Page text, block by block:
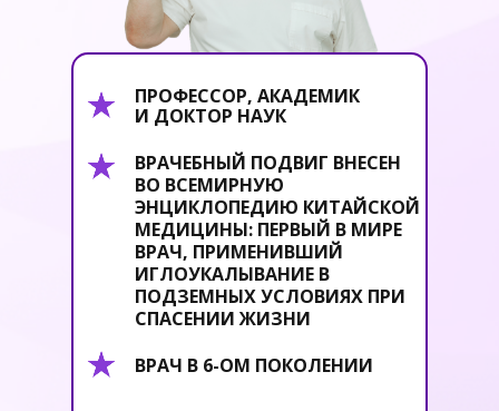
ПРОФЕССОР, АКАДЕМИК
И ДОКТОР НАУК
ВРАЧЕБНЫЙ ПОДВИГ ВНЕСЕН
ВО ВСЕМИРНУЮ
ЭНЦИКЛОПЕДИЮ КИТАЙСКОЙ
МЕДИЦИНЫ: ПЕРВЫЙ В МИРЕ
ВРАЧ, ПРИМЕНИВШИЙ
ИГЛОУКАЛЫВАНИЕ В
ПОДЗЕМНЫХ УСЛОВИЯХ ПРИ
СПАСЕНИИ ЖИЗНИ
ВРАЧ В 6-ОМ ПОКОЛЕНИИ